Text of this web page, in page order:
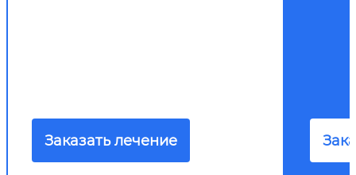
Заказать лечение